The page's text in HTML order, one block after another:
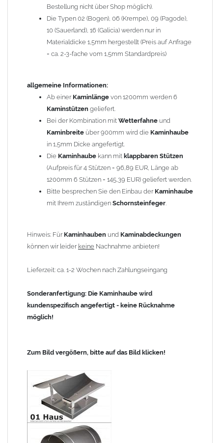
Zum Bild vergößern, bitte auf das Bild klicken!
Bestellung nicht über Shop möglich).
Die Typen 02 (Bogen), 06 (Krempe), 09 (Pagode),
10 (Sauerland), 16 (Galicia) werden nur in
Materialdicke 1,5mm hergestellt (Preis auf Anfrage
= ca. 2-3-fache vom 1,5mm Standardpreis)
allgemeine Informationen:
Ab einer Kaminlänge von 1200mm werden 6
Kaminstützen geliefert.
Bei der Kombination mit Wetterfahne und
Kaminbreite über 900mm wird die Kaminhaube
in 1,5mm Dicke angefertigt.
Die Kaminhaube kann mit klappbaren Stützen
(Aufpreis für 4 Stützen = 96,89 EUR, Länge ab
1200mm 6 Stützen = 145,39 EUR) geliefert werden.
Bitte besprechen Sie den Einbau der Kaminhaube
mit Ihrem zuständigen Schornsteinfeger.
Hinweis: Für Kaminhauben und Kaminabdeckungen
können wir leider keine Nachnahme anbieten!
Lieferzeit: ca. 1-2 Wochen nach Zahlungseingang
Sonderanfertigung: Die Kaminhaube wird
kundenspezifisch angefertigt - keine Rücknahme
möglich!
Zum Bild vergößern, bitte auf das Bild klicken!